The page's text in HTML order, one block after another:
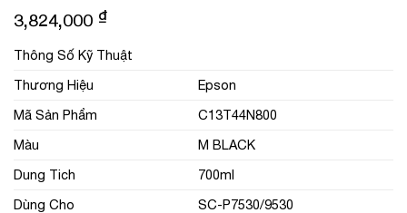
3,824,000 ₫
Thông Số Kỹ Thuật
Thương Hiệu
Epson
Mã Sản Phẩm
C13T44N800
Màu
M BLACK
Dung Tich
700ml
Dùng Cho
SC-P7530/9530